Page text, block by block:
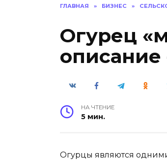
ГЛАВНАЯ » БИЗНЕС »
Огурец
описание
НА ЧТЕНИЕ
5 мин.
Огурцы являются